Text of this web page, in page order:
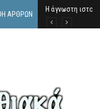
ΆΡΘΡΩΝ
Η άγνωστη
Νέος
Σύγκληση